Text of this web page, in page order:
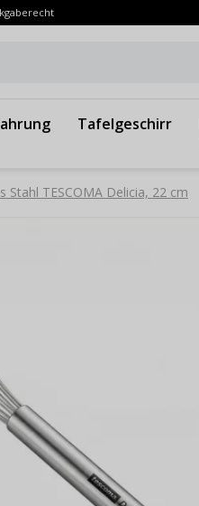
Tafelgeschirr
Stahl TESCOMA Delicia, 22 cm